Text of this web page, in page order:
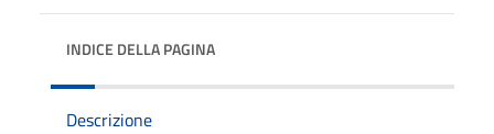
INDICE DELLA PAGINA
Descrizione